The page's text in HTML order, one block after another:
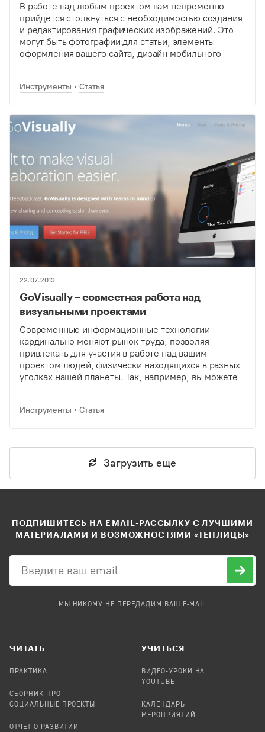
В работе над любым проектом вам непременно
прийдется столкнуться с необходимостью создания
и редактирования графических изображений. Это
могут быть фотографии для статьи, элементы
оформления вашего сайта, дизайн мобильного
графический…
Инструменты Статья
22.07.2013
GoVisually – совместная работа над
визуальными проектами
Современные информационные технологии
кардинально меняют рынок труда, позволяя
привлекать для участия в работе над вашим
проектом людей, физически находящихся в разных
уголках нашей планеты. Так, например, вы можете
встречаясь…
Инструменты Статья
Загрузить еще
ПОДПИШИТЕСЬ НА EMAIL-РАССЫЛКУ С ЛУЧШИМИ
МАТЕРИАЛАМИ И ВОЗМОЖНОСТЯМИ «ТЕПЛИЦЫ»
МЫ НИКОМУ НЕ ПЕРЕДАДИМ ВАШ E-MAIL
ЧИТАТЬ
ПРАКТИКА
СБОРНИК ПРО
СОЦИАЛЬНЫЕ ПРОЕКТЫ
ОТЧЕТ О РАЗВИТИИ
УЧИТЬСЯ
ВИДЕО-УРОКИ НА
YOUTUBE
КАЛЕНДАРЬ
МЕРОПРИЯТИЙ